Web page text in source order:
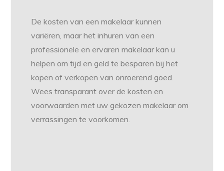
De kosten van een makelaar kunnen
variëren, maar het inhuren van een
professionele en ervaren makelaar kan u
helpen om tijd en geld te besparen bij het
kopen of verkopen van onroerend goed.
Wees transparant over de kosten en
voorwaarden met uw gekozen makelaar om
verrassingen te voorkomen.